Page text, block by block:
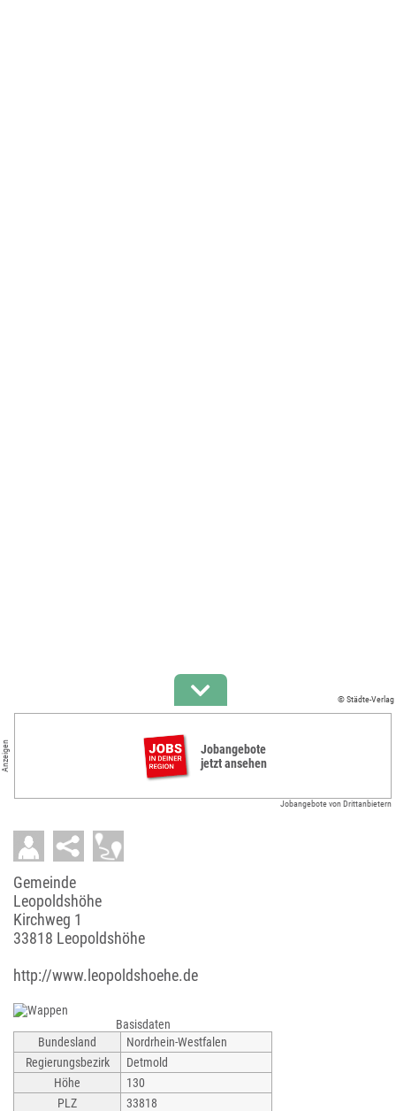
© Städte-Verlag
Anzeigen
Jobangebote
jetzt ansehen
Jobangebote von Drittanbietern
Gemeinde
Leopoldshöhe
Kirchweg 1
33818 Leopoldshöhe
http://www.leopoldshoehe.de
Basisdaten
Bundesland
Nordrhein-Westfalen
Regierungsbezirk
Detmold
Höhe
130
PLZ
33818